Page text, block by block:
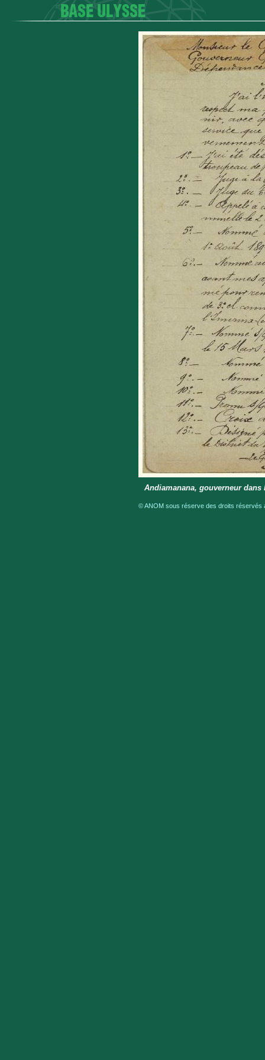
Andiamanana, gouverneur
© ANOM sous réserve des droits réservés